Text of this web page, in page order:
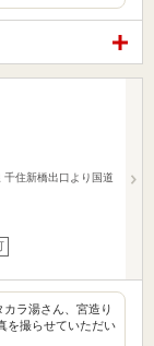
住新橋出口より国道
カラ湯さん、宮造り
を撮らせていただい